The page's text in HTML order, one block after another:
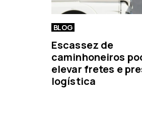
BLOG
Escassez de
caminhoneiros
elevar fretes e
logística